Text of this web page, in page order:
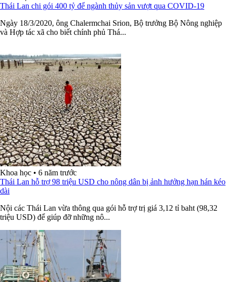
Thái Lan chi gói 400 tỷ để ngành thủy sản vượt qua COVID-19
Ngày 18/3/2020, ông Chalermchai Srion, Bộ trưởng Bộ Nông nghiệp
và Hợp tác xã cho biết chính phủ Thá...
Khoa học • 6 năm trước
Thái Lan hỗ trợ 98 triệu USD cho nông dân bị ảnh hưởng hạn hán kéo
dài
Nội các Thái Lan vừa thông qua gói hỗ trợ trị giá 3,12 tỉ baht (98,32
triệu USD) để giúp đỡ những nô...